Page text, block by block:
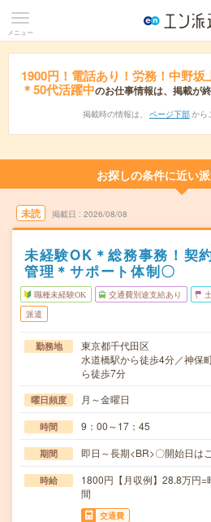
メニュー
1900円！電話あり！労務！中野
＊50代活躍中のお仕事情報は、掲載が
掲載時の情報は、 ページ下部 から
お探しの条件に近い
未読 掲載日 2026/08/08
未経験OK＊総務事務！契
管理＊サポート体制〇
職種未経験OK 交通費別途支給あり
派遣
勤務地
東京都千代田区
水道橋駅から徒歩4分／神保
ら徒歩7分
曜日頻度 月～金曜日
時間 9：00～17：45
期間 即日～長期<BR>〇開始日は
時給
1800円【月収例】28.8万円
間
交通費